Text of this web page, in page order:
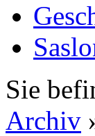
Sie
Archiv